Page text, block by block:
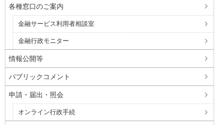
各種窓口のご案内
金融サービス利用者相談室
金融行政モニター
情報公開等
パブリックコメント
申請・届出・照会
オンライン行政手続